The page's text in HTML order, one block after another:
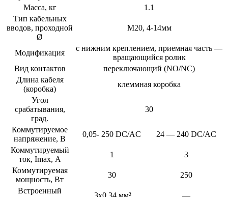
Масса, кг
1.1
Тип кабельных
вводов, проходной
Ø
М20, 4-14мм
Модификация
с нижним креплением, приемная часть —
вращающийся ролик
Вид контактов
переключающий (NO/NC)
Длина кабеля
(коробка)
клеммная коробка
Угол
срабатывания,
град.
30
Коммутируемое
напряжение, В
0,05- 250 DС/AC
24 — 240 DС/AC
Коммутируемый
ток, Imax, А
1
3
Коммутируемая
мощность, Вт
30
250
Встроенный